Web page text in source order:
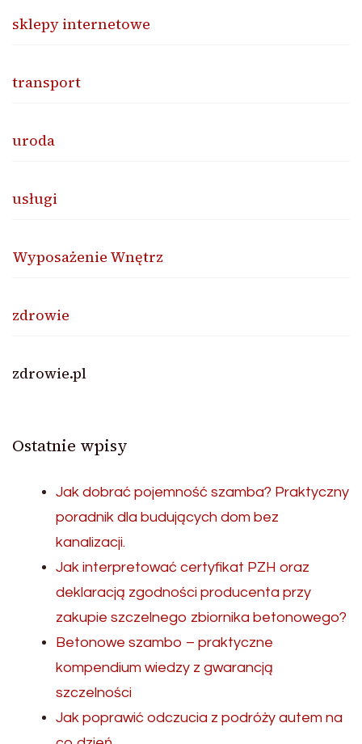
sklepy internetowe
transport
uroda
usługi
Wyposażenie Wnętrz
zdrowie
zdrowie.pl
Ostatnie wpisy
Jak dobrać pojemność szamba? Praktyczny
poradnik dla budujących dom bez
kanalizacji.
Jak interpretować certyfikat PZH oraz
deklaracją zgodności producenta przy
zakupie szczelnego zbiornika betonowego?
Betonowe szambo – praktyczne
kompendium wiedzy z gwarancją
szczelności
Jak poprawić odczucia z podróży autem na